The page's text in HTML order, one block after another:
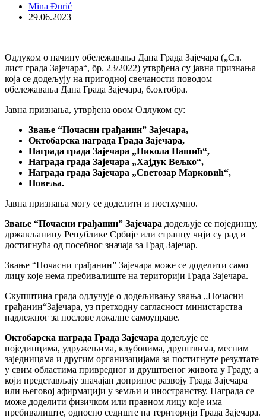
Mina Đurić
29.06.2023
Одлуком о начину обележавања Дана Града Зајечара („Сл.
лист града Зајечара“, бр. 23/2022) утврђена су јавна признања
која се додељују на пригодној свечаности поводом
обележавања Дана Града Зајечара, 6.октобра.
Јавна признања, утврђена овом Одлуком су:
Звање “Почасни грађанин” Зајечара,
Октобарска награда Града Зајечара,
Награда града Зајечара „Никола Пашић“,
Награда града Зајечара „Хајдук Вељко“,
Награда града Зајечара „Светозар Марковић“,
Повеља.
Јавна признања могу се доделити и постхумно.
Звање “Почасни грађанин” Зајечара додељује се појединцу,
држављанину Републике Србије или странцу чији су рад и
достигнућа од посебног значаја за Град Зајечар.
Звање “Почасни грађанин” Зајечара може се доделити само
лицу које нема пребивалиште на територији Града Зајечара.
Скупштина града одлучује о додељивању звања „Почасни
грађанин“Зајечара, уз претходну сагласност министарства
надлежног за послове локалне самоуправе.
Октобарска награда Града Зајечара додељује се
појединцима, удружењима, клубовима, друштвима, месним
заједницама и другим организацијама за постигнуте резултате
у свим областима привредног и друштвеног живота у Граду, а
који представљају значајан допринос развоју Града Зајечара
или његовој афирмацији у земљи и иностранству. Награда се
може доделити физичком или правном лицу које има
пребивалиште, односно седиште на територији Града Зајечара.